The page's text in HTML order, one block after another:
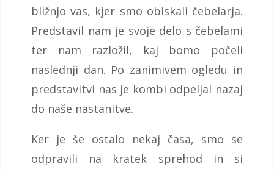
bližnjo vas, kjer smo obiskali čebelarja.
Predstavil nam je svoje delo s čebelami
ter nam razložil, kaj bomo počeli
naslednji dan. Po zanimivem ogledu in
predstavitvi nas je kombi odpeljal nazaj
do naše nastanitve.
Ker je še ostalo nekaj časa, smo se
odpravili na kratek sprehod in si